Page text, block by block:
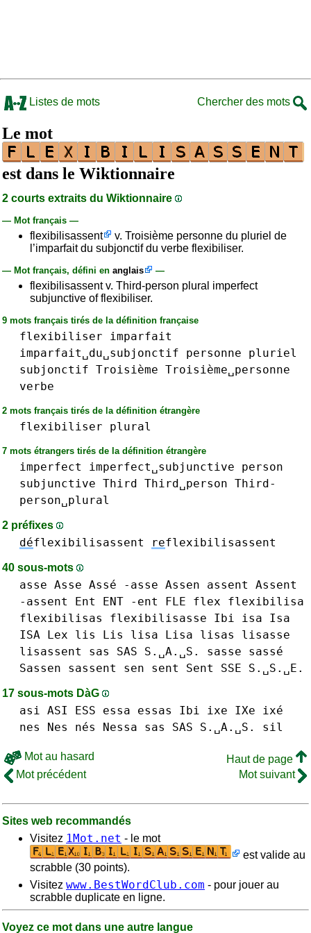
Listes de mots Chercher des mots
Le mot
est dans le Wiktionnaire
2 courts extraits du Wiktionnaire
— Mot français —
flexibilisassent
v. Troisième personne du pluriel de
l’imparfait du subjonctif du verbe flexibiliser.
— Mot français, défini en anglais —
flexibilisassent v. Third-person plural imperfect
subjunctive of flexibiliser.
9 mots français tirés de la définition française
flexibiliser
imparfait
imparfait␣du␣subjonctif
personne
pluriel
subjonctif Troisième Troisième␣personne
verbe
2 mots français tirés de la définition étrangère
flexibiliser plural
7 mots étrangers tirés de la définition étrangère
imperfect imperfect␣subjunctive
person
subjunctive Third Third␣person Third-
person␣plural
2 préfixes
déflexibilisassent reflexibilisassent
40 sous-mots
asse Asse Assé -asse Assen
assent Assent
-assent
Ent ENT -ent FLE flex
flexibilisa
flexibilisas
flexibilisasse Ibi
isa Isa
ISA Lex lis Lis lisa Lisa lisas
lisasse
lisassent
sas SAS S.␣A.␣S.
sasse sassé
Sassen
sassent sen sent Sent SSE S.␣S.␣E.
17 sous-mots DàG
asi ASI ESS essa essas Ibi
ixe IXe ixé
nes Nes nés
Nessa sas SAS S.␣A.␣S. sil
Mot au hasard
Haut de page
Mot précédent
Mot suivant
Sites web recommandés
Visitez 1Mot.net - le mot
est valide au
scrabble (30 points).
Visitez www.BestWordClub.com - pour jouer au
scrabble duplicate en ligne.
Voyez ce mot dans une autre langue